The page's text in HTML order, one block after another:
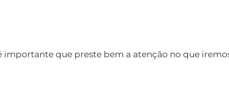
importante que preste bem a atenção no que